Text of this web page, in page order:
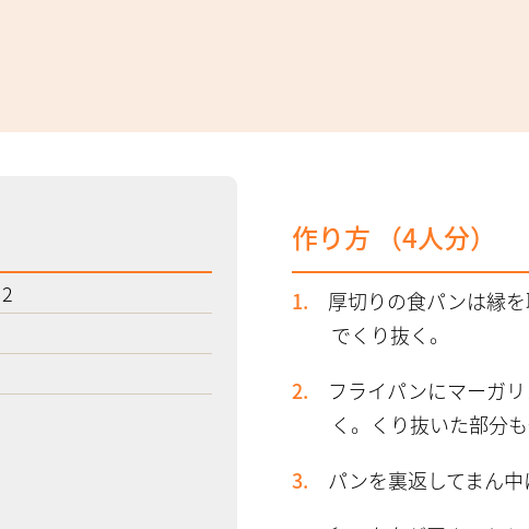
作り方 （4人分）
厚切りの食パンは縁
でくり抜く。
フライパンにマーガ
く。くり抜いた部分も
パンを裏返してまん